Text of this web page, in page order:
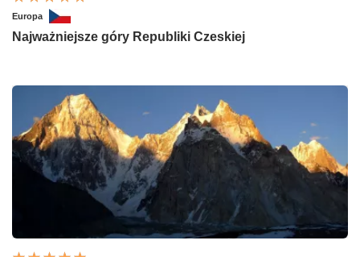
Europa
Najważniejsze góry Republiki Czeskiej